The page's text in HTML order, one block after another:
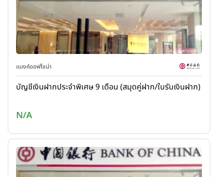
แบงค์ออฟไชน่า
บัญชีเงินฝากประจำพิเศษ 9 เดือน (สมุดคู่ฝาก/ใบรับเงินฝาก)
N/A